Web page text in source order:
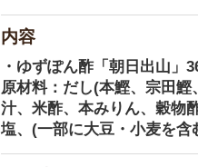
内容
・ゆずぽん酢「朝日出山」
原材料：だし(本鰹、宗田
汁、米酢、本みりん、穀物
塩、(一部に大豆・小麦を含